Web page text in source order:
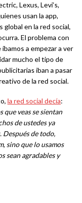
Lexus, Levi’s,
usan la app,
global en la red social,
El problema con
a empezar a ver
mucho el tipo de
iban a pasar
de la red social.
la red social decía:
que veas se sientan
de ustedes ya
de todo,
sino que lo usamos
sean agradables y